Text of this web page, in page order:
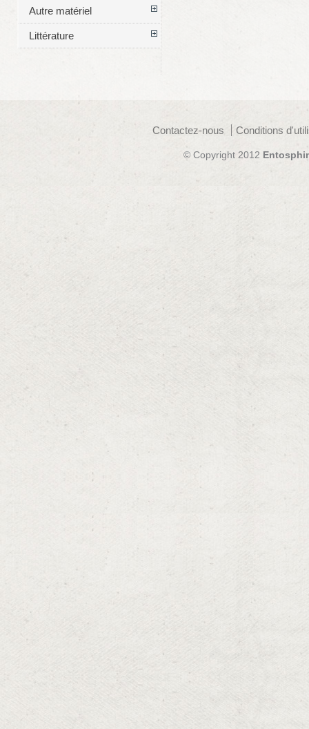
Autre matériel
Littérature
Contactez-nous Conditions
© Copyright 2012